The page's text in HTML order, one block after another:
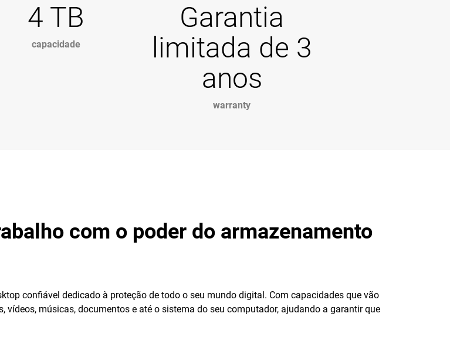
4 TB
capacidade
Garantia
limitada de 3
anos
warranty
com o poder do armazenamento
confiável dedicado à proteção de todo o seu mundo digital. Com capacidades que vão
vídeos, músicas, documentos e até o sistema do seu computador, ajudando a garantir que